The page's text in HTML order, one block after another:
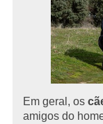
Em geral, os
amigos do